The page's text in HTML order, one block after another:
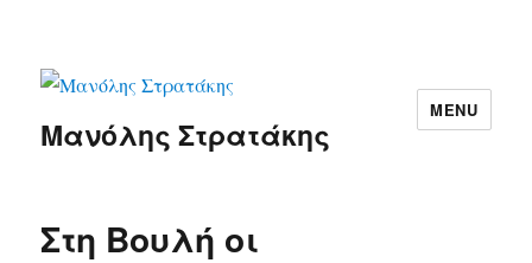
Μανόλης Στρατάκης
MENU
Στη Βουλή οι